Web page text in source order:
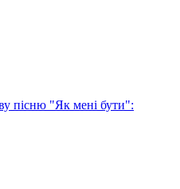
пісню "Як мені бути":